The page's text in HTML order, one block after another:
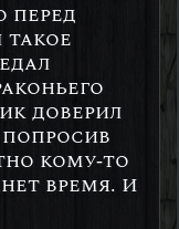
перед
такое
доверил
кому-то
время. И